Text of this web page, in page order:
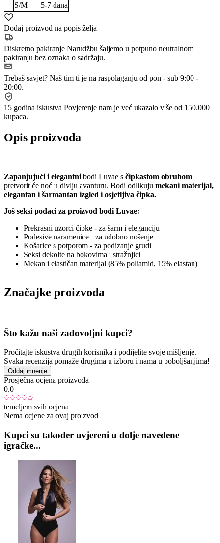
S/M
5-7 dana
Dodaj proizvod na popis želja
Diskretno pakiranje Narudžbu šaljemo u potpuno neutralnom
pakiranju bez oznaka o sadržaju.
Trebaš savjet? Naš tim ti je na raspolaganju od pon - sub 9:00 -
20:00.
15 godina iskustva Povjerenje nam je već ukazalo više od 150.000
kupaca.
Opis proizvoda
Zapanjujući i elegantni bodi Luvae s čipkastom obrubom
pretvorit će noć u divlju avanturu. Bodi odlikuju mekani materijal,
elegantan i šarmantan izgled i osjetljiva čipka.
Još seksi podaci za proizvod bodi Luvae:
Prekrasni uzorci čipke - za šarm i eleganciju
Podesive naramenice - za udobno nošenje
Košarice s potporom - za podizanje grudi
Seksi dekolte na bokovima i stražnjici
Mekan i elastičan materijal (85% poliamid, 15% elastan)
Značajke proizvoda
Što kažu naši zadovoljni kupci?
Pročitajte iskustva drugih korisnika i podijelite svoje mišljenje.
Svaka recenzija pomaže drugima u izboru i nama u poboljšanjima!
Oddaj mnenje
Prosječna ocjena proizvoda
0.0
temeljem svih ocjena
Nema ocjene za ovaj proizvod
Kupci su također uvjereni u dolje navedene
igračke...